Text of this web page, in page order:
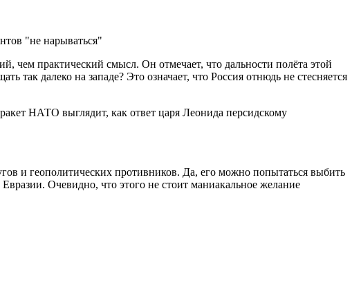
чем практический смысл. Он отмечает, что дальности полёта этой
далеко на западе? Это означает, что Россия отнюдь не стесняется
НАТО выглядит, как ответ царя Леонида персидскому
и геополитических противников. Да, его можно попытаться выбить
Очевидно, что этого не стоит маниакальное желание